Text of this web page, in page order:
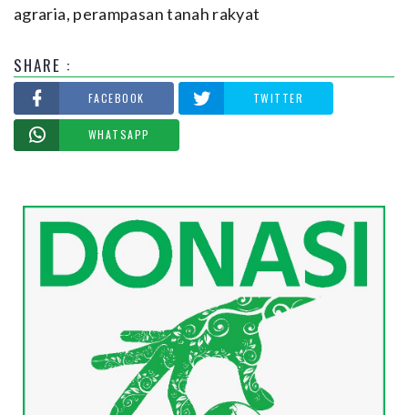
agraria, perampasan tanah rakyat
SHARE :
FACEBOOK TWITTER
WHATSAPP